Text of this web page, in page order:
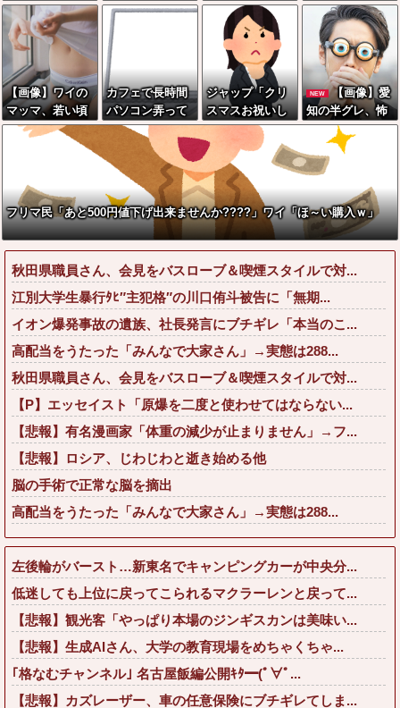
日から発売のポ
ケモンハッピー
セットに個数制
限を設けるｗｗ
ｗ
さん←こう言う
のでいいんだよ
が目一杯詰まっ
てると話題にw
w w w w w w w
w
した動画がやば
すぎると話題
に・・・
若いファンに囲
まれてご満
悦・・・
【画像】ワイの
マッマ、若い頃
はめちゃめちゃ
えっちな美人だ
カフェで長時間
パソコン弄って
いる奴の正体
ジャップ「クリ
スマスお祝いし
た1週間後にみん
なで神社行きま
す」←これ
NEW
【画像】愛
知の半グレ、怖
すぎる→御尊顔
がこちら…
フリマ民「あと500円値下げ出来ませんか????」ワイ「ほ～い購入ｗ」
秋田県職員さん、会見をバスローブ＆喫煙スタイルで対...
江別大学生暴行ﾀﾋ″主犯格″の川口侑斗被告に「無期...
イオン爆発事故の遺族、社長発言にブチギレ「本当のこ...
高配当をうたった「みんなで大家さん」→実態は288...
秋田県職員さん、会見をバスローブ＆喫煙スタイルで対...
【P】エッセイスト「原爆を二度と使わせてはならない...
【悲報】有名漫画家「体重の減少が止まりません」→フ...
【悲報】ロシア、じわじわと逝き始める他
脳の手術で正常な脳を摘出
高配当をうたった「みんなで大家さん」→実態は288...
左後輪がバースト…新東名でキャンピングカーが中央分...
低迷しても上位に戻ってこられるマクラーレンと戻って...
【悲報】観光客「やっぱり本場のジンギスカンは美味い...
【悲報】生成AIさん、大学の教育現場をめちゃくちゃ...
｢格なむチャンネル｣ 名古屋飯編公開ｷﾀ━(ﾟ∀ﾟ...
【悲報】カズレーザー、車の任意保険にブチギレてしま...